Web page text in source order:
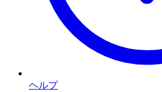
ヘルプ